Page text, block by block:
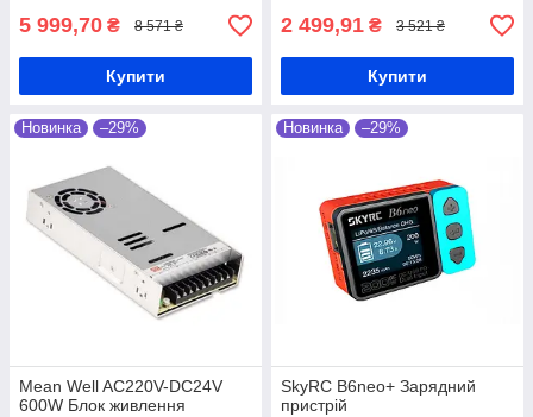
5 999,70 ₴ 8 571 ₴
Купити
2 499,91 ₴ 3 521 ₴
Купити
Новинка –29%
Mean Well AC220V-DC24V
600W Блок живлення
Новинка –29%
SkyRC B6neo+ Зарядний
пристрій